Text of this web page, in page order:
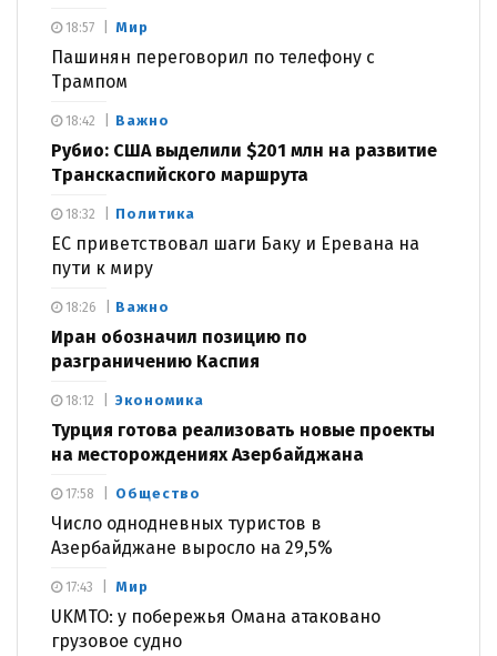
Мир
Пашинян переговорил по телефону с
Трампом
18:57
Важно
Рубио: США выделили $201 млн на развитие
Транскаспийского маршрута
18:42
Политика
ЕС приветствовал шаги Баку и Еревана на
пути к миру
18:32
Важно
Иран обозначил позицию по
разграничению Каспия
18:26
Экономика
Турция готова реализовать новые проекты
на месторождениях Азербайджана
18:12
Общество
Число однодневных туристов в
Азербайджане выросло на 29,5%
17:58
Мир
UKMTO: у побережья Омана атаковано
грузовое судно
17:43